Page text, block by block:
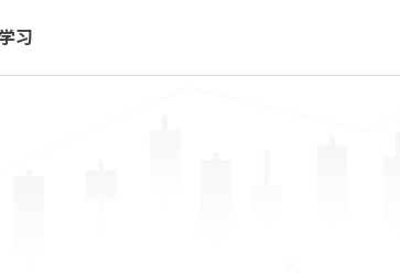
学习